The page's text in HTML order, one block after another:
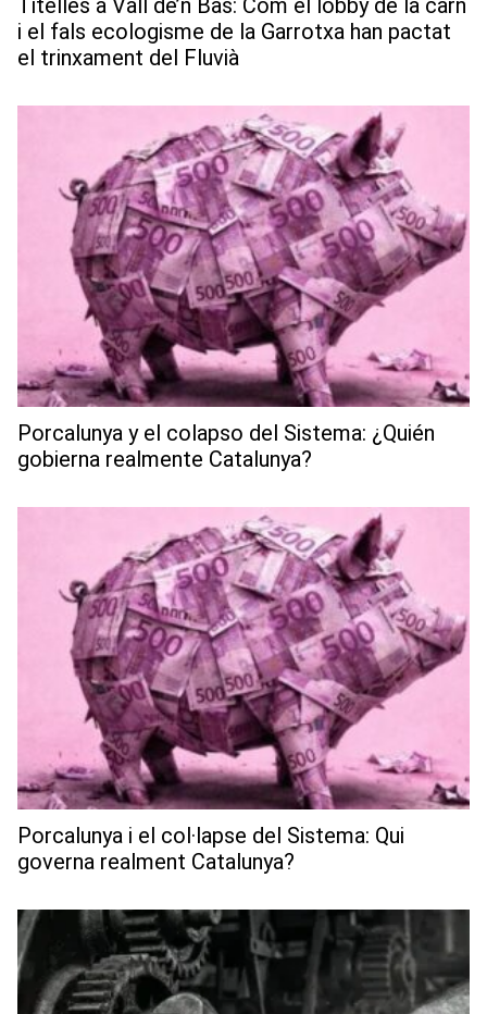
Titelles a Vall de’n Bas: Com el lobby de la carn
i el fals ecologisme de la Garrotxa han pactat
el trinxament del Fluvià
Porcalunya y el colapso del Sistema: ¿Quién
gobierna realmente Catalunya?
Porcalunya i el col·lapse del Sistema: Qui
governa realment Catalunya?